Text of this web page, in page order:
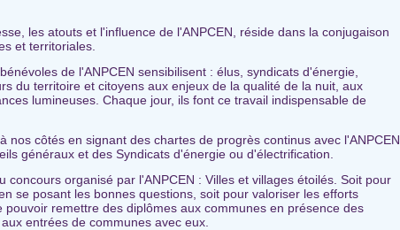
les atouts et l'influence de l'ANPCEN, réside dans la conjugaison
et territoriales.
de l'ANPCEN sensibilisent : élus, syndicats d'énergie,
du territoire et citoyens aux enjeux de la qualité de la nuit, aux
lumineuses. Chaque jour, ils font ce travail indispensable de
nos côtés en signant des chartes de progrès continus avec l'ANPCEN.
généraux et des Syndicats d'énergie ou d'électrification.
concours organisé par l'ANPCEN : Villes et villages étoilés. Soit pour
se posant les bonnes questions, soit pour valoriser les efforts
pouvoir remettre des diplômes aux communes en présence des
entrées de communes avec eux.